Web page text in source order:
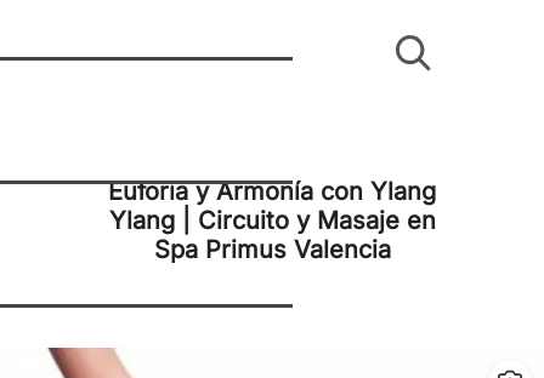
Euforia y Armonía con Ylang
Ylang | Circuito y Masaje en
Spa Primus Valencia